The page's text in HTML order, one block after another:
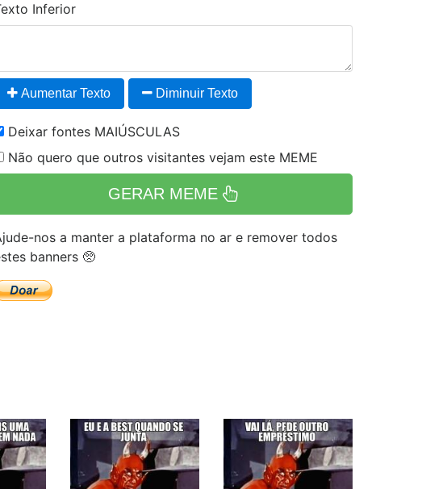
Inferior
Aumentar Texto Diminuir Texto
Deixar fontes MAIÚSCULAS
Não quero que outros visitantes vejam este MEME
GERAR MEME
nos a manter a plataforma no ar e remover todos
banners 🥺